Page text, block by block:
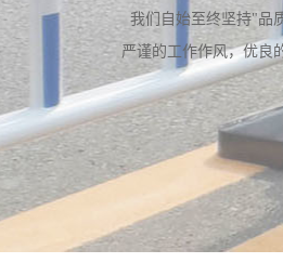
我们自始至终坚持"品
严谨的工作作风，优良